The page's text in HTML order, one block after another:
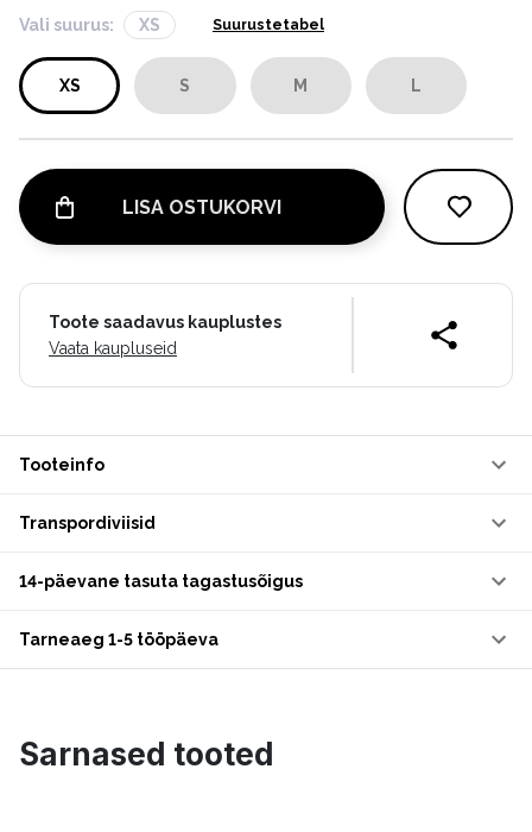
Vali suurus: XS Suurustetabel
XS S M L
LISA OSTUKORVI
Toote saadavus kauplustes
Vaata kaupluseid
Tooteinfo
Transpordiviisid
14-päevane tasuta tagastusõigus
Tarneaeg 1-5 tööpäeva
Sarnased tooted